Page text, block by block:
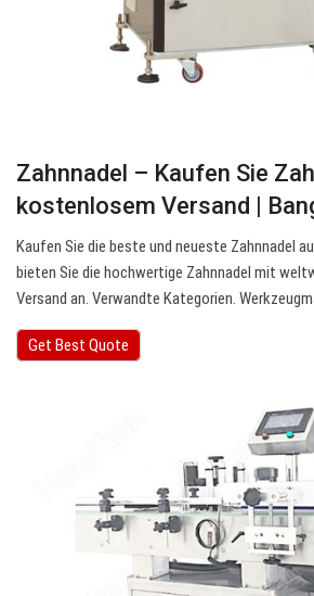
Zahnnadel – Kaufen Sie
kostenlosem Versand |
Kaufen Sie die beste und neueste Zahnnadel
bieten Sie die hochwertige Zahnnadel mit
Versand an. Verwandte Kategorien.
Get Best Quote